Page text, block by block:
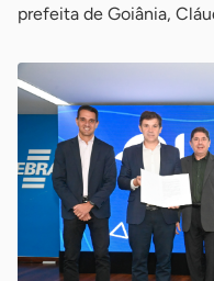
prefeita de Goiânia,